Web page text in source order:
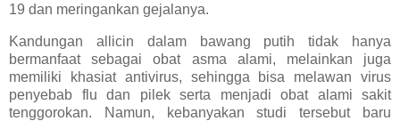
19 dan meringankan gejalanya.
Kandungan allicin dalam bawang putih tidak hanya
bermanfaat sebagai obat asma alami, melainkan juga
memiliki khasiat antivirus, sehingga bisa melawan virus
penyebab flu dan pilek serta menjadi obat alami sakit
tenggorokan. Namun, kebanyakan studi tersebut baru